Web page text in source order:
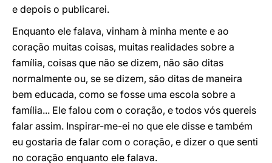
e depois o publicarei.
Enquanto ele falava, vinham à minha mente e ao
coração muitas coisas, muitas realidades sobre a
família, coisas que não se dizem, não são ditas
normalmente ou, se se dizem, são ditas de maneira
bem educada, como se fosse uma escola sobre a
família... Ele falou com o coração, e todos vós quereis
falar assim. Inspirar-me-ei no que ele disse e também
eu gostaria de falar com o coração, e dizer o que senti
no coração enquanto ele falava.